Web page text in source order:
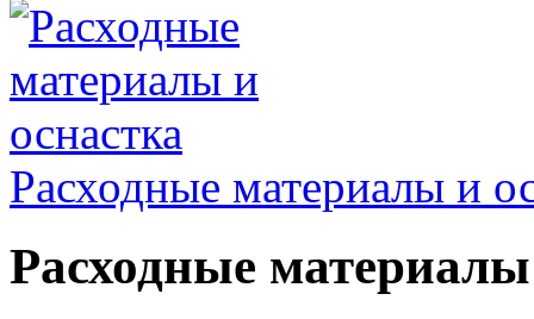
Расходные материалы и
Расходные